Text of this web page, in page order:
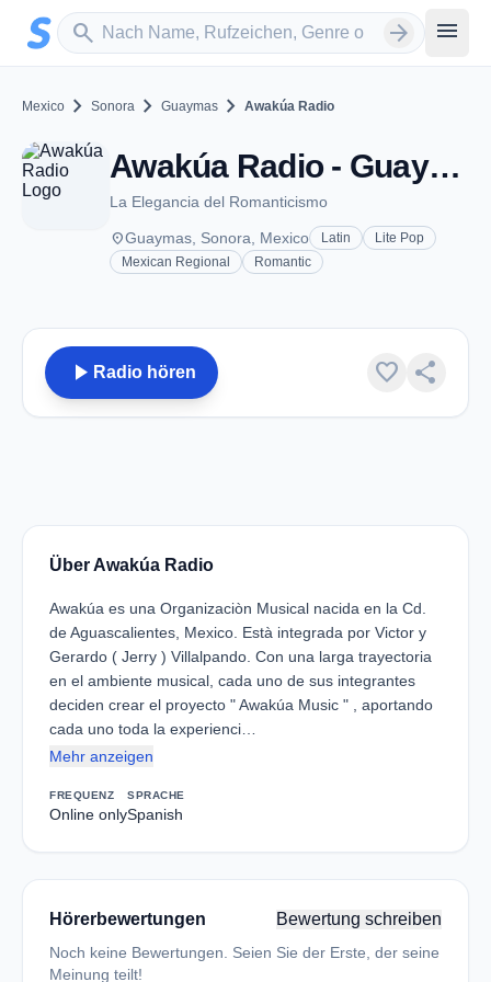
Zum Hauptinhalt springen
search
Sender suchen arrow_forward menu
Mexico chevron_right Sonora chevron_right Guaymas chevron_right Awakúa Radio
Awakúa Radio - Guaymas, SO
La Elegancia del Romanticismo
placeGuaymas, Sonora, Mexico Latin
Lite Pop
Mexican Regional
Romantic
play_arrow Radio hören favorite share
Über Awakúa Radio
Awakúa es una Organizaciòn Musical nacida en la Cd.
de Aguascalientes, Mexico. Està integrada por Victor y
Gerardo ( Jerry ) Villalpando. Con una larga trayectoria
en el ambiente musical, cada uno de sus integrantes
deciden crear el proyecto " Awakúa Music " , aportando
cada uno toda la experienci…
Mehr anzeigen
FREQUENZ
Online only
SPRACHE
Spanish
Hörerbewertungen Bewertung schreiben
Noch keine Bewertungen. Seien Sie der Erste, der seine
Meinung teilt!